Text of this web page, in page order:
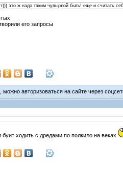
это ж надо таким чувырлой быть! еще и считать
его запросы
можно авторизоваться на сайте через
буит ходить с дредами по полкило на веках